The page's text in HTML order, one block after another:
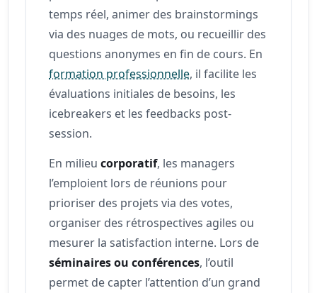
temps réel, animer des brainstormings
via des nuages de mots, ou recueillir des
questions anonymes en fin de cours. En
formation professionnelle, il facilite les
évaluations initiales de besoins, les
icebreakers et les feedbacks post-
session.
En milieucorporatif, les managers
l’emploient lors de réunions pour
prioriser des projets via des votes,
organiser des rétrospectives agiles ou
mesurer la satisfaction interne. Lors de
séminaires ou conférences, l’outil
permet de capter l’attention d’un grand